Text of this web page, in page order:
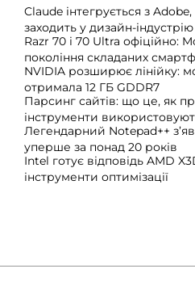
Claude інтегрується з
заходить у дизайн-індустрію
Razr 70 і 70 Ultra офіційно:
покоління складаних
NVIDIA розширює лінійку:
отримала 12 ГБ GDDR7
Парсинг сайтів: що це, як
інструменти
Легендарний Notepad++
уперше за понад 20 років
Intel готує відповідь AMD
інструменти оптимізації